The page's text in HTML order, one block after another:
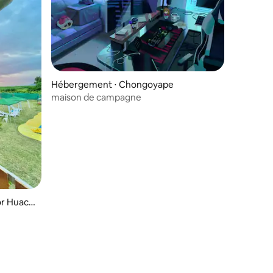
Huaca
Hébergement ⋅ Chongoyape
maison de campagne